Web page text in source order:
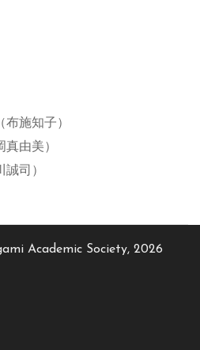
施知子）
由美）
司）
Academic Society, 2026